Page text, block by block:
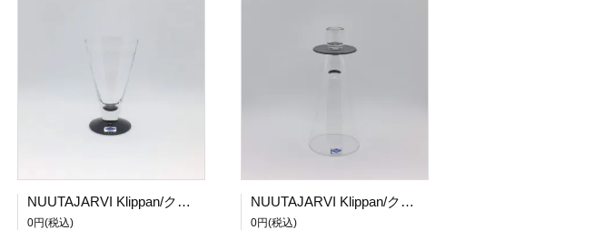
NUUTAJARVI Klippan/クリッパン グラス
0円(税込)
NUUTAJARVI Klippan/クリッパン キャンドルホルダー
0円(税込)